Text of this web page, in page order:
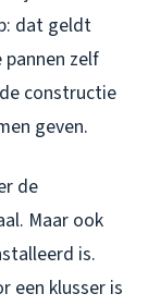
dat geldt
pannen zelf
constructie
geven.
de
Maar ook
is.
een klusser is